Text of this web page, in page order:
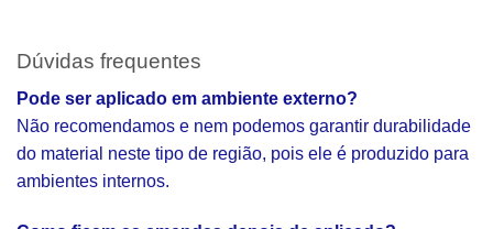
Dúvidas frequentes
Pode ser aplicado em ambiente externo?
Não recomendamos e nem podemos garantir durabilidade
do material neste tipo de região, pois ele é produzido para
ambientes internos.